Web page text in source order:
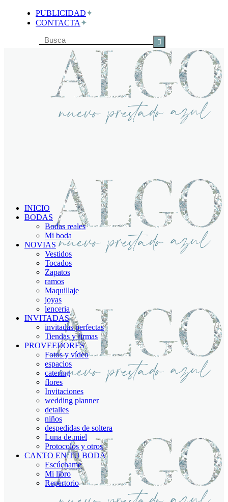
PUBLICIDAD
CONTACTA
Buscar
por:
INICIO
BODAS
Bodas reales
Mi boda
NOVIAS
Vestidos
Tocados
Zapatos
ramos
Maquillaje
joyas
lenceria
INVITADAS
invitadas perfectas
Tiendas y firmas
PROVEEDORES
Fotos y vídeo
espacios
catering
flores
Invitaciones
wedding planner
detalles
niños
despedidas de soltera
Luna de miel
Protocolos y otros
CANTO EN TU BODA
Escúchame
Mi libro
Repertorio